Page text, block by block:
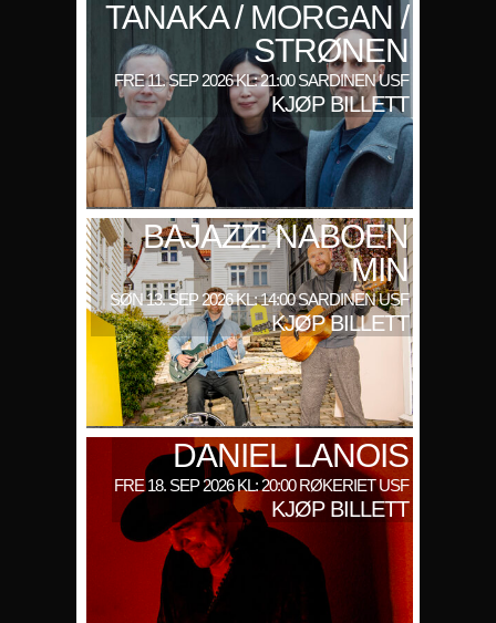
TANAKA / MORGAN /
STRØNEN
FRE 11. SEP 2026 KL: 21:00 SARDINEN USF
KJØP BILLETT
BAJAZZ: NABOEN
MIN
SØN 13. SEP 2026 KL: 14:00 SARDINEN USF
KJØP BILLETT
DANIEL LANOIS
FRE 18. SEP 2026 KL: 20:00 RØKERIET USF
KJØP BILLETT